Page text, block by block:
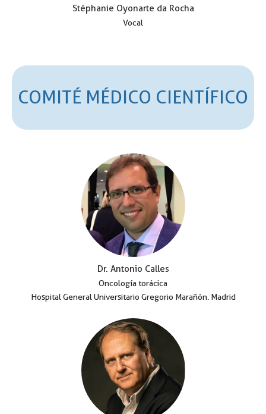
Stéphanie Oyonarte da Rocha
Vocal
COMITÉ MÉDICO CIENTÍFICO
Dr. Antonio Calles
Oncología torácica
Hospital General Universitario Gregorio Marañón. Madrid